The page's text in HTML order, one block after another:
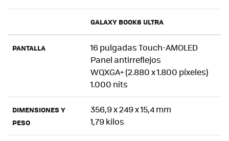
GALAXY BOOK6 ULTRA
PANTALLA
16 pulgadas Touch-AMOLED
Panel antirreflejos
WQXGA+ (2.880 x 1.800 píxeles)
1.000 nits
DIMENSIONES Y
PESO
356,9 x 249 x 15,4 mm
1,79 kilos